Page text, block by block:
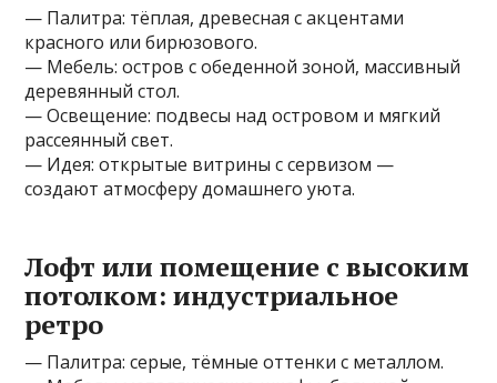
— Палитра: тёплая, древесная с акцентами
красного или бирюзового.
— Мебель: остров с обеденной зоной, массивный
деревянный стол.
— Освещение: подвесы над островом и мягкий
рассеянный свет.
— Идея: открытые витрины с сервизом —
создают атмосферу домашнего уюта.
Лофт или помещение с высоким
потолком: индустриальное
ретро
— Палитра: серые, тёмные оттенки с металлом.